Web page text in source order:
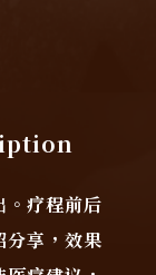
。疗程前后
分享，效果